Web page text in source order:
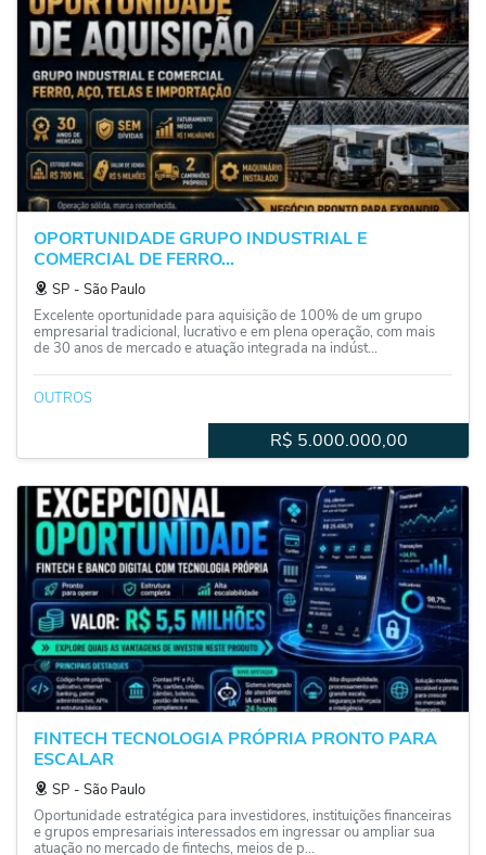
OPORTUNIDADE GRUPO INDUSTRIAL E
COMERCIAL DE FERRO...
SP ‐ São Paulo
Excelente oportunidade para aquisição de 100% de um grupo
empresarial tradicional, lucrativo e em plena operação, com mais
de 30 anos de mercado e atuação integrada na indúst...
OUTROS
R$ 5.000.000,00
FINTECH TECNOLOGIA PRÓPRIA PRONTO PARA
ESCALAR
SP ‐ São Paulo
Oportunidade estratégica para investidores, instituições financeiras
e grupos empresariais interessados em ingressar ou ampliar sua
atuação no mercado de fintechs, meios de p...